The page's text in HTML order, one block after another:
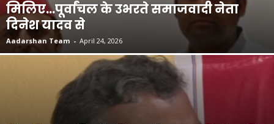
मिलिए…पूर्वांचल के उभरते समाजवादी नेता
दिनेश यादव से
Aadarshan Team - April 24, 2026